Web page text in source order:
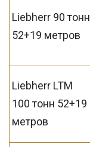
Liebherr 90 тонн
52+19 метров
Liebherr LTM
100 тонн 52+19
метров